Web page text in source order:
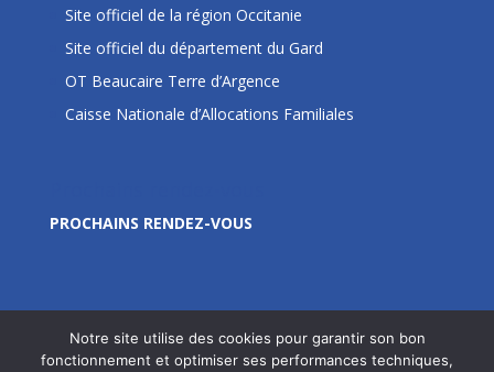
Site officiel de la région Occitanie
Site officiel du département du Gard
OT Beaucaire Terre d’Argence
Caisse Nationale d’Allocations Familiales
PROCHAINS RENDEZ-VOUS
Notre site utilise des cookies pour garantir son bon
fonctionnement et optimiser ses performances techniques,